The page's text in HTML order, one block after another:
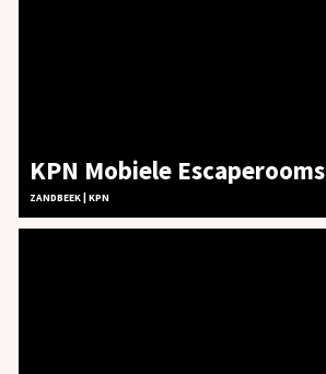
KPN Mobiele Escaperooms
ZANDBEEK | KPN